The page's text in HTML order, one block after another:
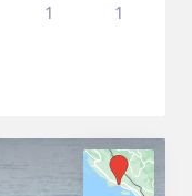
1 1